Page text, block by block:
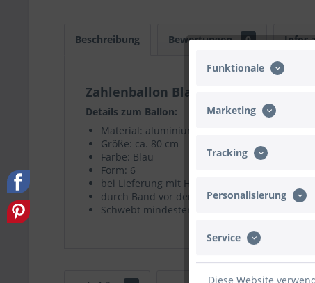
Beschreibung Bewertungen 0 Infos
Zahlenballon Blau "6"
Details zum Ballon:
Material: aluminiumbeschichtete Nylon-Folie
Größe: ca. 80 cm
Farbe: Blau
Form: 6
bei Lieferung mit Helium gefüllt
durch Band vor dem Wegfliegen gesichert
Schwebt mindestens eine Woche
Funktionale
Marketing
Tracking
Personalisierung
Service
Diese Website